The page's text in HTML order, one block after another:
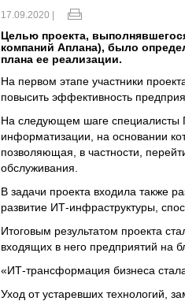
17.09.2020 |
Целью проекта,
компаний Аплана), было
плана ее реализации.
На первом этапе участники
повысить эффективность
На следующем шаге специалисты
информатизации
на основании
позволяющая, в частности,
обслуживания.
В задачи проекта входила также
развитие ИТ-инфраструктуры,
Итоговым результатом проекта
входящих в него предприятий на
«ИТ-трансформация бизнеса
Уход от устаревших технологий,